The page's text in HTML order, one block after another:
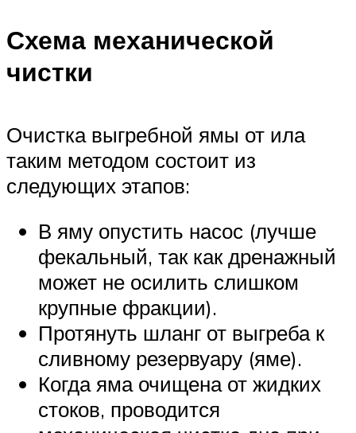
Схема механической
чистки
Очистка выгребной ямы от ила
таким методом состоит из
следующих этапов:
В яму опустить насос (лучше
фекальный, так как дренажный
может не осилить слишком
крупные фракции).
Протянуть шланг от выгреба к
сливному резервуару (яме).
Когда яма очищена от жидких
стоков, проводится